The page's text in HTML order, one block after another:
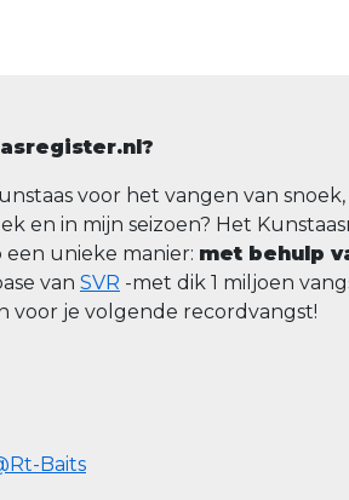
voor het vangen van
en in mijn seizoen? Het
unieke manier: met behulp
van SVR -met dik 1 miljoen
voor je volgende recordvangst!
Baits